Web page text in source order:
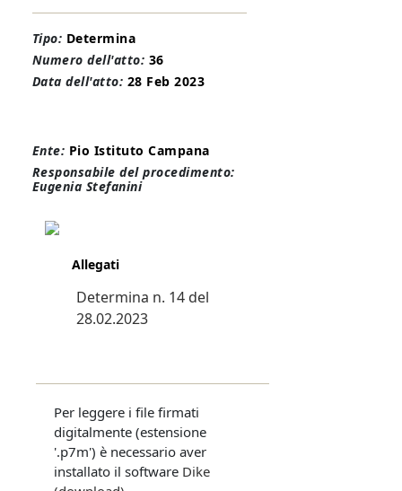
Tipo: Determina
Numero dell'atto: 36
Data dell'atto: 28 Feb 2023
Ente: Pio Istituto Campana
Responsabile del procedimento:
Eugenia Stefanini
Allegati
Determina n. 14 del
28.02.2023
Per leggere i file firmati
digitalmente (estensione
'.p7m') è necessario aver
installato il software Dike